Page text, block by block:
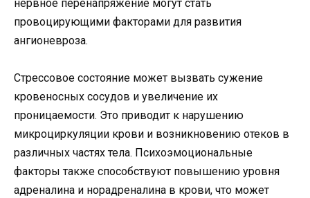
нервное перенапряжение могут стать
провоцирующими факторами для развития
ангионевроза.
Стрессовое состояние может вызвать сужение
кровеносных сосудов и увеличение их
проницаемости. Это приводит к нарушению
микроциркуляции крови и возникновению отеков в
различных частях тела. Психоэмоциональные
факторы также способствуют повышению уровня
адреналина и норадреналина в крови, что может